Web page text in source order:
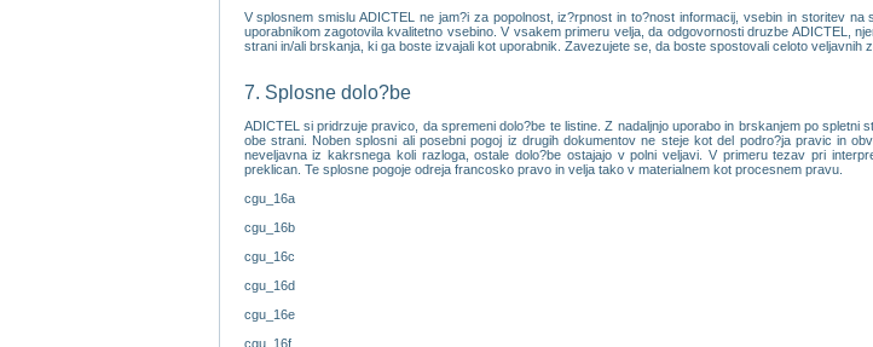
V splosnem smislu ADICTEL ne jam?i za popolnost, iz?rpnost in to?nost informacij, vsebin in storitev
uporabnikom zagotovila kvalitetno vsebino. V vsakem primeru velja, da odgovornosti druzbe ADICTEL,
strani in/ali brskanja, ki ga boste izvajali kot uporabnik. Zavezujete se, da boste spostovali celoto veljavnih
7. Splosne dolo?be
ADICTEL si pridrzuje pravico, da spremeni dolo?be te listine. Z nadaljnjo uporabo in brskanjem po
obe strani. Noben splosni ali posebni pogoj iz drugih dokumentov ne steje kot del podro?ja pravic in
neveljavna iz kakrsnega koli razloga, ostale dolo?be ostajajo v polni veljavi. V primeru tezav pri
preklican. Te splosne pogoje odreja francosko pravo in velja tako v materialnem kot procesnem pravu.
cgu_16a
cgu_16b
cgu_16c
cgu_16d
cgu_16e
cgu_16f